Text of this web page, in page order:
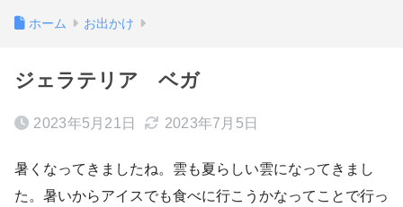
ホーム お出かけ
ジェラテリア ベガ
2023年5月21日 2023年7月5日
暑くなってきましたね。雲も夏らしい雲になってきまし
た。暑いからアイスでも食べに行こうかなってことで行っ